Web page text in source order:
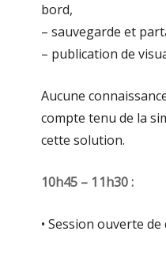
bord,
– sauvegarde et
– publication de
Aucune
compte tenu de la
cette solution.
10h45 – 11h30 :
• Session ouverte